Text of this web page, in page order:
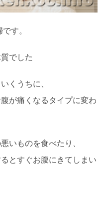
す。
でした
くうちに、
が痛くなるタイプに変わ
いものを食べたり、
とすぐお腹にきてしまい